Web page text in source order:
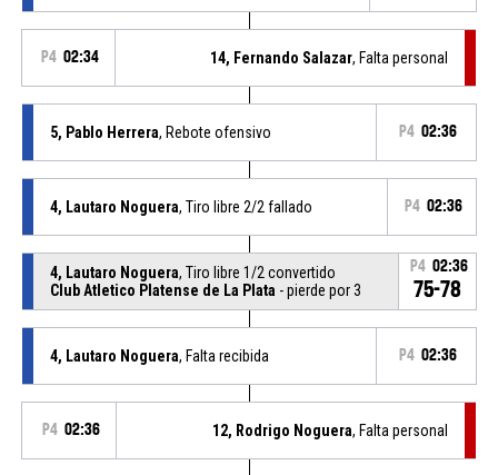
P4 02:34 14, Fernando Salazar, Falta personal
5, Pablo Herrera, Rebote ofensivo P4 02:36
4, Lautaro Noguera, Tiro libre 2/2 fallado P4 02:36
4, Lautaro Noguera, Tiro libre 1/2 convertido
Club Atletico Platense de La Plata - pierde por 3
P4 02:36
75-78
4, Lautaro Noguera, Falta recibida P4 02:36
P4 02:36 12, Rodrigo Noguera, Falta personal